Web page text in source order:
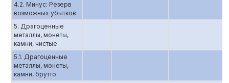
4.2. Минус: Резерв
возможных убытков
5. Драгоценные
металлы, монеты,
камни, чистые
5.1. Драгоценные
металлы, монеты,
камни, брутто